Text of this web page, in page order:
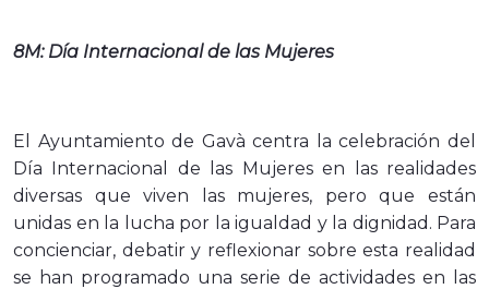
8M: Día Internacional de las Mujeres
El Ayuntamiento de Gavà centra la celebración del
Día Internacional de las Mujeres en las realidades
diversas que viven las mujeres, pero que están
unidas en la lucha por la igualdad y la dignidad. Para
concienciar, debatir y reflexionar sobre esta realidad
se han programado una serie de actividades en las